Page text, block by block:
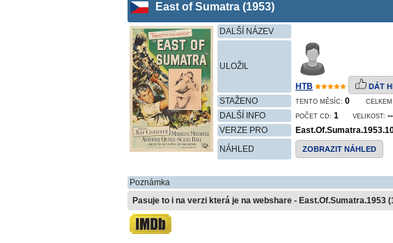
East of Sumatra (1953)
DALŠÍ NÁZEV
ULOŽIL
HTB DÁT
STAŽENO
TENTO MĚSÍC: 0 CELKEM:
DALŠÍ INFO
POČET CD: 1 VELIKOST:
VERZE PRO
NÁHLED ZOBRAZIT NÁHLED
Poznámka
Pasuje to i na verzi která je na webshare - East.Of.Sumatra.1953